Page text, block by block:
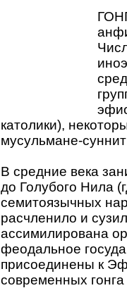
католики),
мусульмане-
В средние века
до Голубого Нила
семитоязычных
расчленило и
ассимилирована
феодальное
присоединены к
современных